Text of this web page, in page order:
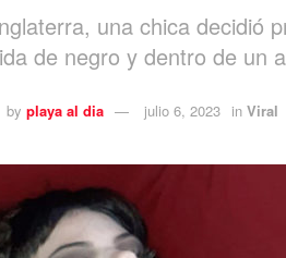
una chica decidió
de negro y dentro de un
by playa al dia julio 6, 2023 in Viral